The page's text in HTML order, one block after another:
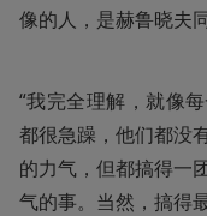
像的人，是赫鲁晓夫
“我完全理解，就像
都很急躁，他们都没
的力气，但都搞得一
气的事。当然，搞得